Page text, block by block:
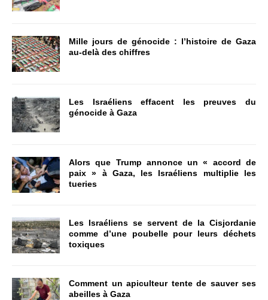
Mille jours de génocide : l’histoire de Gaza
au-delà des chiffres
Les Israéliens effacent les preuves du
génocide à Gaza
Alors que Trump annonce un « accord de
paix » à Gaza, les Israéliens multiplie les
tueries
Les Israéliens se servent de la Cisjordanie
comme d’une poubelle pour leurs déchets
toxiques
Comment un apiculteur tente de sauver ses
abeilles à Gaza